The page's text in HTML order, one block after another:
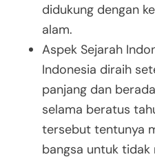
didukung dengan
alam.
Aspek Sejarah
Indonesia diraih
panjang dan
selama beratus
tersebut tentunya
bangsa untuk tidak